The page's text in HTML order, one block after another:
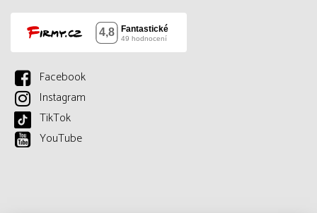
Facebook
Instagram
TikTok
YouTube